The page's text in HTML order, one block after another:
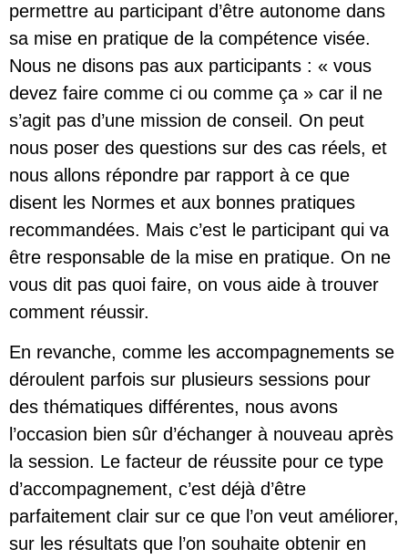
permettre au participant d’être autonome dans
sa mise en pratique de la compétence visée.
Nous ne disons pas aux participants : « vous
devez faire comme ci ou comme ça » car il ne
s’agit pas d’une mission de conseil. On peut
nous poser des questions sur des cas réels, et
nous allons répondre par rapport à ce que
disent les Normes et aux bonnes pratiques
recommandées. Mais c’est le participant qui va
être responsable de la mise en pratique. On ne
vous dit pas quoi faire, on vous aide à trouver
comment réussir.
En revanche, comme les accompagnements se
déroulent parfois sur plusieurs sessions pour
des thématiques différentes, nous avons
l’occasion bien sûr d’échanger à nouveau après
la session. Le facteur de réussite pour ce type
d’accompagnement, c’est déjà d’être
parfaitement clair sur ce que l’on veut améliorer,
sur les résultats que l’on souhaite obtenir en